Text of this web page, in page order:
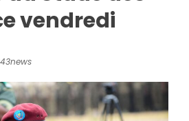
vendredi